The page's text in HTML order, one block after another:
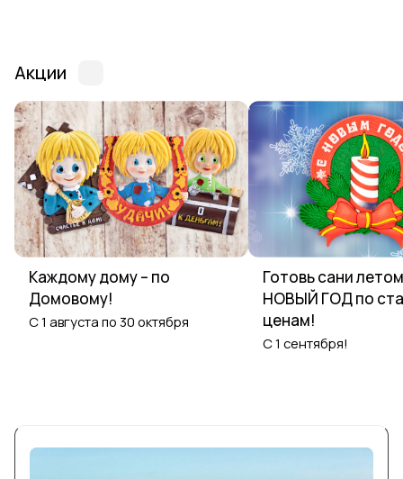
Акции
Каждому дому – по
Домовому!
С 1 августа по 30 октября
Готовь сани
НОВЫЙ ГОД по
ценам!
С 1 сентября!